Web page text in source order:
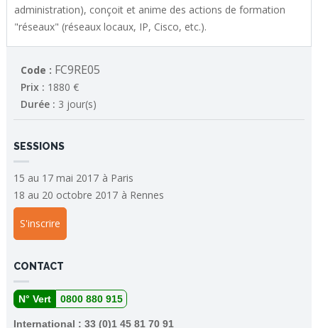
administration), conçoit et anime des actions de formation
"réseaux" (réseaux locaux, IP, Cisco, etc.).
Code : FC9RE05
Prix : 1880 €
Durée : 3 jour(s)
SESSIONS
15 au 17 mai 2017 à Paris
18 au 20 octobre 2017 à Rennes
S'inscrire
CONTACT
N° Vert 0800 880 915
International : 33 (0)1 45 81 70 91